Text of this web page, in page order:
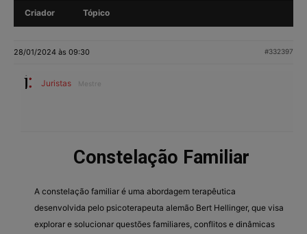
Criador Tópico
28/01/2024 às 09:30 #332397
Juristas Mestre
Constelação Familiar
A constelação familiar é uma abordagem terapêutica
desenvolvida pelo psicoterapeuta alemão Bert Hellinger, que visa
explorar e solucionar questões familiares, conflitos e dinâmicas